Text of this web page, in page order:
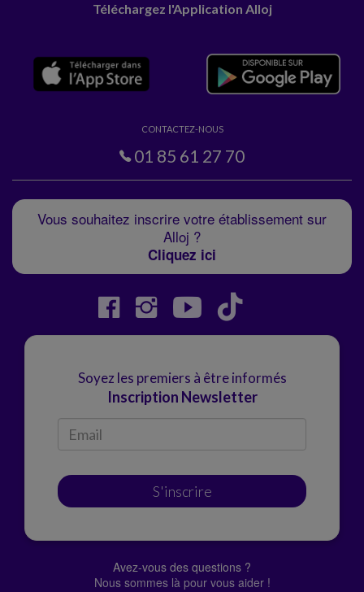
Téléchargez l'Application Alloj
CONTACTEZ-NOUS
01 85 61 27 70
Vous souhaitez inscrire votre établissement sur
Alloj ?
Cliquez ici
Soyez les premiers à être informés
Inscription Newsletter
S'inscrire
Avez-vous des questions ?
Nous sommes là pour vous aider !